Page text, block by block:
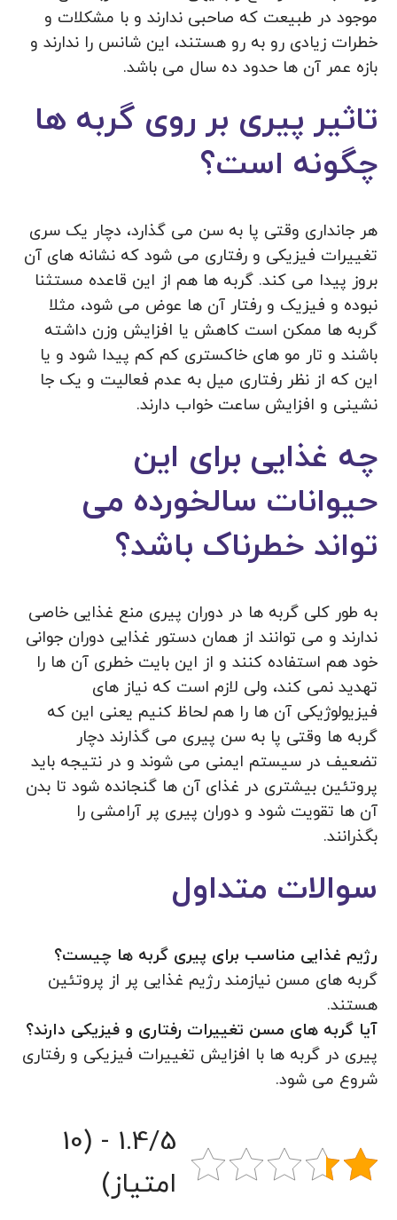
موجود در طبیعت که صاحبی ندارند و با مشکلات و
خطرات زیادی رو به رو هستند، این شانس را ندارند و
بازه عمر آن ها حدود ده سال می باشد.
تاثیر پیری بر روی گربه ها
چگونه است؟
هر جانداری وقتی پا به سن می گذارد، دچار یک سری
تغییرات فیزیکی و رفتاری می شود که نشانه های آن
بروز پیدا می کند. گربه ها هم از این قاعده مستثنا
نبوده و فیزیک و رفتار آن ها عوض می شود، مثلا
گربه ها ممکن است کاهش یا افزایش وزن داشته
باشند و تار مو های خاکستری کم کم پیدا شود و یا
این که از نظر رفتاری میل به عدم فعالیت و یک جا
نشینی و افزایش ساعت خواب دارند.
چه غذایی برای این
حیوانات سالخورده می
تواند خطرناک باشد؟
به طور کلی گربه ها در دوران پیری منع غذایی خاصی
ندارند و می توانند از همان دستور غذایی دوران جوانی
خود هم استفاده کنند و از این بایت خطری آن ها را
تهدید نمی کند، ولی لازم است که نیاز های
فیزیولوژیکی آن ها را هم لحاظ کنیم یعنی این که
گربه ها وقتی پا به سن پیری می گذارند دچار
تضعیف در سیستم ایمنی می شوند و در نتیجه باید
پروتئین بیشتری در غذای آن ها گنجانده شود تا بدن
آن ها تقویت شود و دوران پیری پر آرامشی را
بگذرانند.
سوالات متداول
رژیم غذایی مناسب برای پیری گربه ها چیست؟
گربه های مسن نیازمند رژیم غذایی پر از پروتئین
هستند.
آیا گربه های مسن تغییرات رفتاری و فیزیکی دارند؟
پیری در گربه ها با افزایش تغییرات فیزیکی و رفتاری
شروع می شود.
1.4/5 - (10
امتیاز)